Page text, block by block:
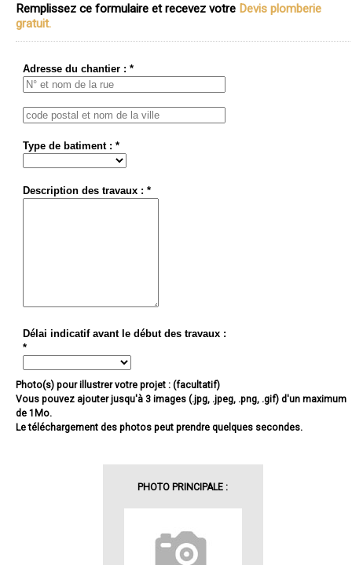
Remplissez ce formulaire et recevez votre Devis plomberie
gratuit.
Adresse du chantier : *
Type de batiment : *
Description des travaux : *
Délai indicatif avant le début des travaux :
*
Photo(s) pour illustrer votre projet : (facultatif)
Vous pouvez ajouter jusqu'à 3 images (.jpg, .jpeg, .png, .gif) d'un maximum
de 1Mo.
Le téléchargement des photos peut prendre quelques secondes.
PHOTO PRINCIPALE :